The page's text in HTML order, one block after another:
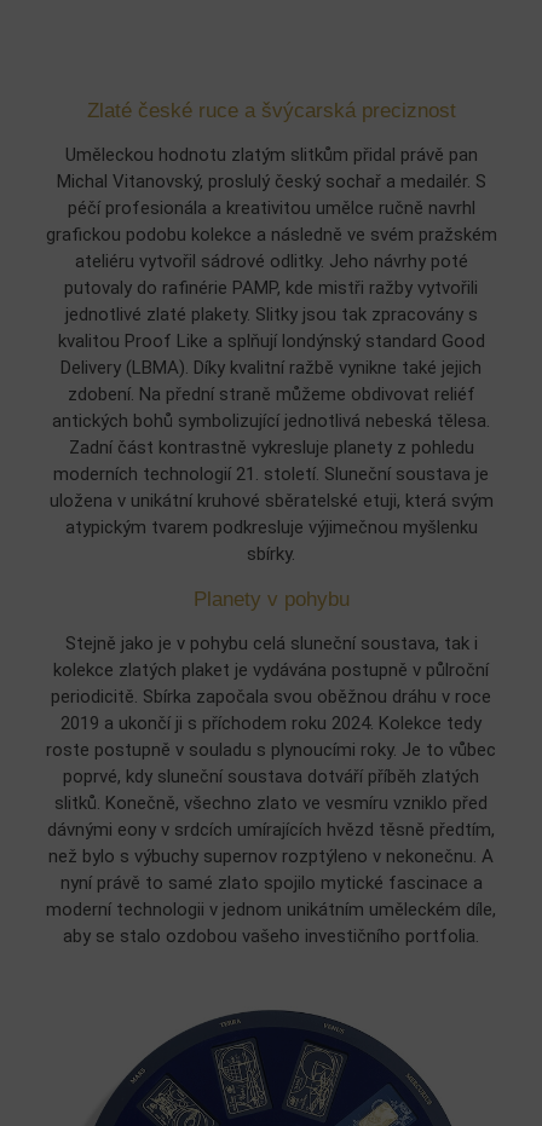
Zlaté české ruce a švýcarská preciznost
Uměleckou hodnotu zlatým slitkům přidal právě pan
Michal Vitanovský, proslulý český sochař a medailér. S
péčí profesionála a kreativitou umělce ručně navrhl
grafickou podobu kolekce a následně ve svém pražském
ateliéru vytvořil sádrové odlitky. Jeho návrhy poté
putovaly do rafinérie PAMP, kde mistři ražby vytvořili
jednotlivé zlaté plakety. Slitky jsou tak zpracovány s
kvalitou Proof Like a splňují londýnský standard Good
Delivery (LBMA). Díky kvalitní ražbě vynikne také jejich
zdobení. Na přední straně můžeme obdivovat reliéf
antických bohů symbolizující jednotlivá nebeská tělesa.
Zadní část kontrastně vykresluje planety z pohledu
moderních technologií 21. století. Sluneční soustava je
uložena v unikátní kruhové sběratelské etuji, která svým
atypickým tvarem podkresluje výjimečnou myšlenku
sbírky.
Planety v pohybu
Stejně jako je v pohybu celá sluneční soustava, tak i
kolekce zlatých plaket je vydávána postupně v půlroční
periodicitě. Sbírka započala svou oběžnou dráhu v roce
2019 a ukončí ji s příchodem roku 2024. Kolekce tedy
roste postupně v souladu s plynoucími roky. Je to vůbec
poprvé, kdy sluneční soustava dotváří příběh zlatých
slitků. Konečně, všechno zlato ve vesmíru vzniklo před
dávnými eony v srdcích umírajících hvězd těsně předtím,
než bylo s výbuchy supernov rozptýleno v nekonečnu. A
nyní právě to samé zlato spojilo mytické fascinace a
moderní technologii v jednom unikátním uměleckém díle,
aby se stalo ozdobou vašeho investičního portfolia.